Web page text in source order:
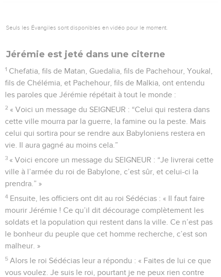
Seuls les Évangiles sont disponibles en vidéo pour le moment.
Jérémie est jeté dans une citerne
1 Chefatia, fils de Matan, Guedalia, fils de Pachehour, Youkal,
fils de Chélémia, et Pachehour, fils de Malkia, ont entendu
les paroles que Jérémie répétait à tout le monde :
2 « Voici un message du SEIGNEUR : “Celui qui restera dans
cette ville mourra par la guerre, la famine ou la peste. Mais
celui qui sortira pour se rendre aux Babyloniens restera en
vie. Il aura gagné au moins cela.”
3 « Voici encore un message du SEIGNEUR : “Je livrerai cette
ville à l’armée du roi de Babylone, c’est sûr, et celui-ci la
prendra.” »
4 Ensuite, les officiers ont dit au roi Sédécias : « Il faut faire
mourir Jérémie ! Ce qu’il dit décourage complètement les
soldats et la population qui restent dans la ville. Ce n’est pas
le bonheur du peuple que cet homme recherche, c’est son
malheur. »
5 Alors le roi Sédécias leur a répondu : « Faites de lui ce que
vous voulez. Je suis le roi, pourtant je ne peux rien contre